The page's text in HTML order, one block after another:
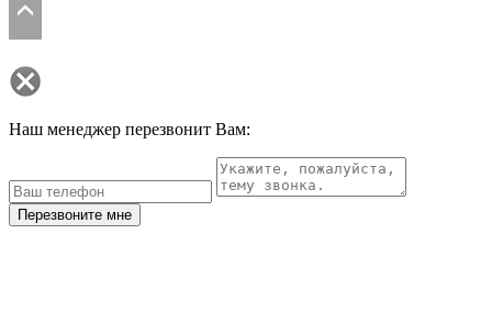
Наш менеджер перезвонит Вам:
Перезвоните мне